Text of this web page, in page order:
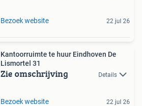
Bezoek website 22 jul 26
Kantoorruimte te huur Eindhoven De
Lismortel 31
Zie omschrijving Details
Bezoek website 22 jul 26